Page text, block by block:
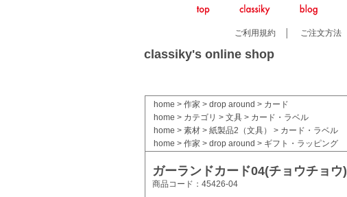
ご利用規約 ご注文方法
classiky's online shop
home > 作家 > drop around > カード
home > カテゴリ > 文具> カード・ラベル
home > 素材> 紙製品2（文具） > カード・ラベル
home > 作家 > drop around > ギフト・ラッピング
ガーランドカード04(チョウチョウ)
商品コード：45426-04